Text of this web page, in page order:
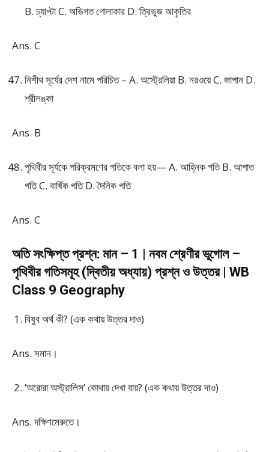
B. চ্যাপ্টা C. অভিগত গোলাকার D. ত্রিভুজ আকৃতির
Ans. C
নিশীথ সূর্যের দেশ নামে পরিচিত – A. অস্ট্রেলিয়া B. নরওয়ে C. জাপান D.
শ্রীলঙ্কা
Ans. B
পৃথিবীর সূর্যকে পরিক্রমণের গতিকে বলা হয়— A. আহ্নিক গতি B. আপাত
গতি C. বার্ষিক গতি D. দৈনিক গতি
Ans. C
অতি সংক্ষিপ্ত প্রশ্ন: মান – 1 | নবম শ্রেণীর ভূগোল –
পৃথিবীর গতিসমূহ (দ্বিতীয় অধ্যায়) প্রশ্ন ও উত্তর | WB
Class 9 Geography
বিষুব অর্থ কী? (এক কথায় উত্তর দাও)
Ans. সমান।
‘অরোরা অস্ট্রালিস’ কোথায় দেখা যায়? (এক কথায় উত্তর দাও)
Ans. দক্ষিণমেরুতে।